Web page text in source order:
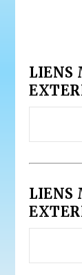
LIENS
LIENS